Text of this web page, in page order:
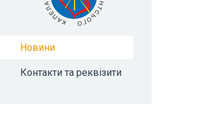
Новини
Контакти та реквізити